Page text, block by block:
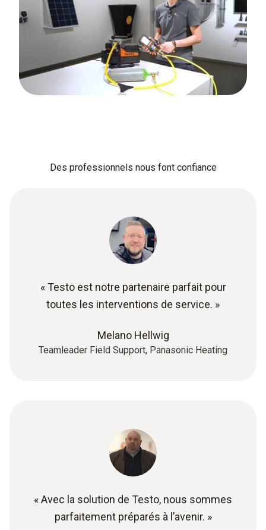
Des professionnels nous font confiance
« Testo est notre partenaire parfait pour
toutes les interventions de service. »
Melano Hellwig
Teamleader Field Support, Panasonic Heating
« Avec la solution de Testo, nous sommes
parfaitement préparés à l’avenir. »